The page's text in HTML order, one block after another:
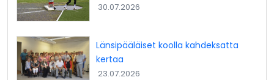
30.07.2026
Länsipääläiset koolla kahdeksatta
kertaa
23.07.2026